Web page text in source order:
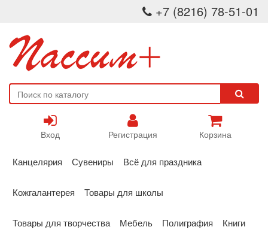
+7 (8216) 78-51-01
Вход Регистрация Корзина
Канцелярия Сувениры Всё для праздника
Кожгалантерея Товары для школы
Товары для творчества Мебель Полиграфия Книги